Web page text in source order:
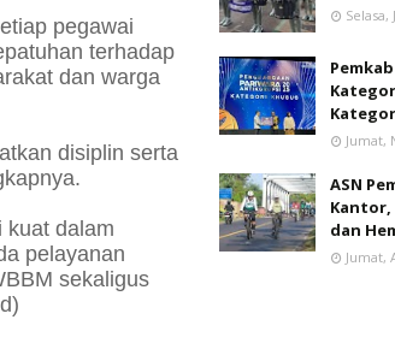
pegawai
terhadap
dan warga
disiplin serta
kuat dalam
pelayanan
sekaligus
Selasa,
Jumat,
ASN
Kantor,
dan
Jumat,